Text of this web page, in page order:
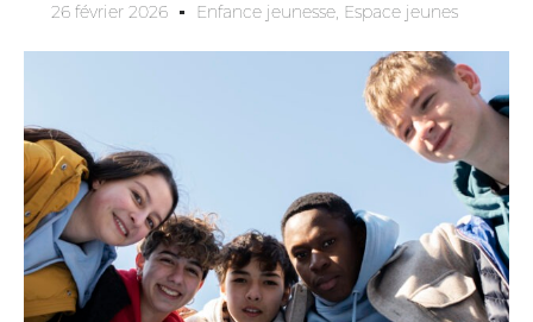
26 février 2026 Enfance jeunesse, Espace jeunes